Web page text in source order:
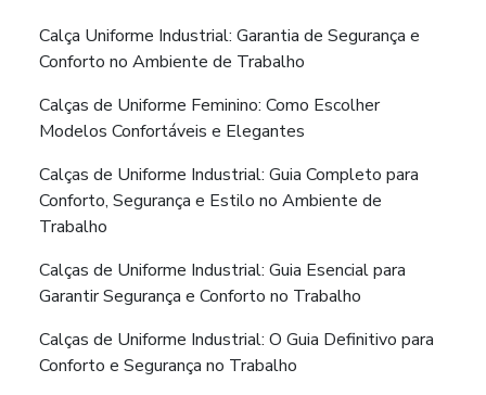
Calça Uniforme Industrial: Garantia de Segurança e
Conforto no Ambiente de Trabalho
Calças de Uniforme Feminino: Como Escolher
Modelos Confortáveis e Elegantes
Calças de Uniforme Industrial: Guia Completo para
Conforto, Segurança e Estilo no Ambiente de
Trabalho
Calças de Uniforme Industrial: Guia Esencial para
Garantir Segurança e Conforto no Trabalho
Calças de Uniforme Industrial: O Guia Definitivo para
Conforto e Segurança no Trabalho